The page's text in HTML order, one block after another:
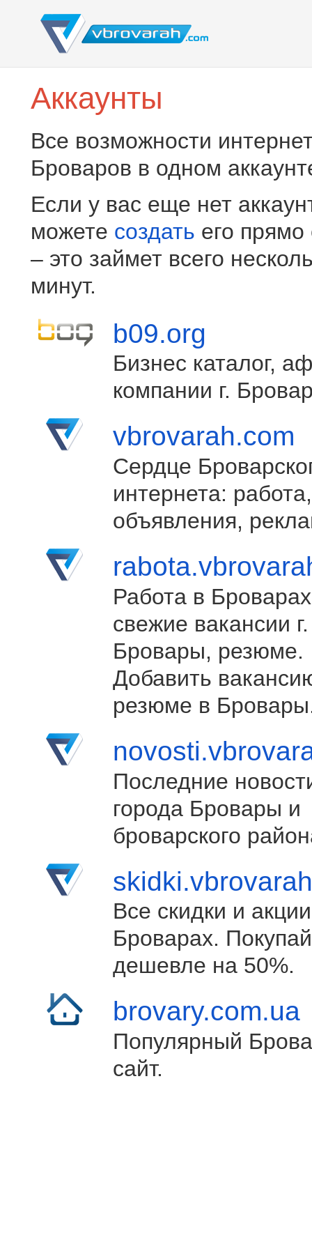
Аккаунты
Все возможности
Броваров в одном
Если у вас еще нет
можете создать его прямо
– это займет всего
минут.
b09.org
Бизнес каталог,
компании г.
vbrovarah.com
Сердце
интернета: работа,
объявления,
Работа в
свежие вакансии г.
Бровары, резюме.
Добавить
резюме в
Последние
города Бровары и
броварского
Все скидки и
Броварах.
дешевле на 50%.
brovary.com.ua
Популярный
сайт.